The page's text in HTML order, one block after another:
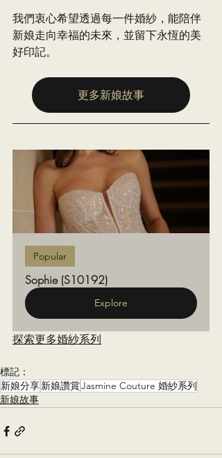
我們衷心希望透過每一件婚紗，能陪伴
新娘走向幸福的未來，並留下永恆的美
好印記。
更多新娘故事
Popular
Sophie (S10192)
Explore
探索更多婚紗系列
標記：
新娘分享新娘讚賞Jasmine Couture 婚紗系列
新娘故事